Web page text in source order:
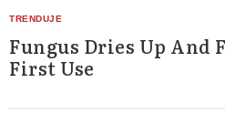
Fungus Dries Up And
First Use